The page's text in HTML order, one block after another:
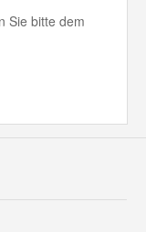
Sie bitte dem